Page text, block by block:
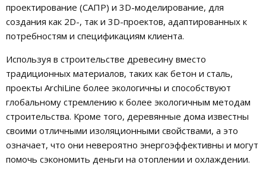
проектирование (САПР) и 3D-моделирование, для
создания как 2D-, так и 3D-проектов, адаптированных к
потребностям и спецификациям клиента.
Используя в строительстве древесину вместо
традиционных материалов, таких как бетон и сталь,
проекты ArchiLine более экологичны и способствуют
глобальному стремлению к более экологичным методам
строительства. Кроме того, деревянные дома известны
своими отличными изоляционными свойствами, а это
означает, что они невероятно энергоэффективны и могут
помочь сэкономить деньги на отоплении и охлаждении.